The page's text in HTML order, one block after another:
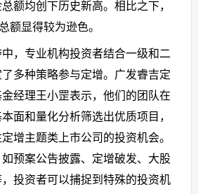
额均创下历史新高。相比之下，
额显得较为逊色。
，专业机构投资者结合一级和二
多种策略参与定增。广发睿吉定
经理王小罡表示，他们的团队在
面和量化分析筛选出优质项目，
增主题类上市公司的投资机会。
预案公告披露、定增破发、大股
投资者可以捕捉到特殊的投资机